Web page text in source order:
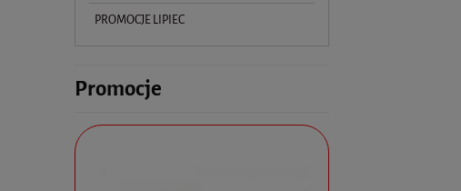
PROMOCJE LIPIEC
Promocje